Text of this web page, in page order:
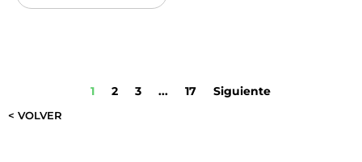
1 2 3 ... 17 Siguiente
< VOLVER